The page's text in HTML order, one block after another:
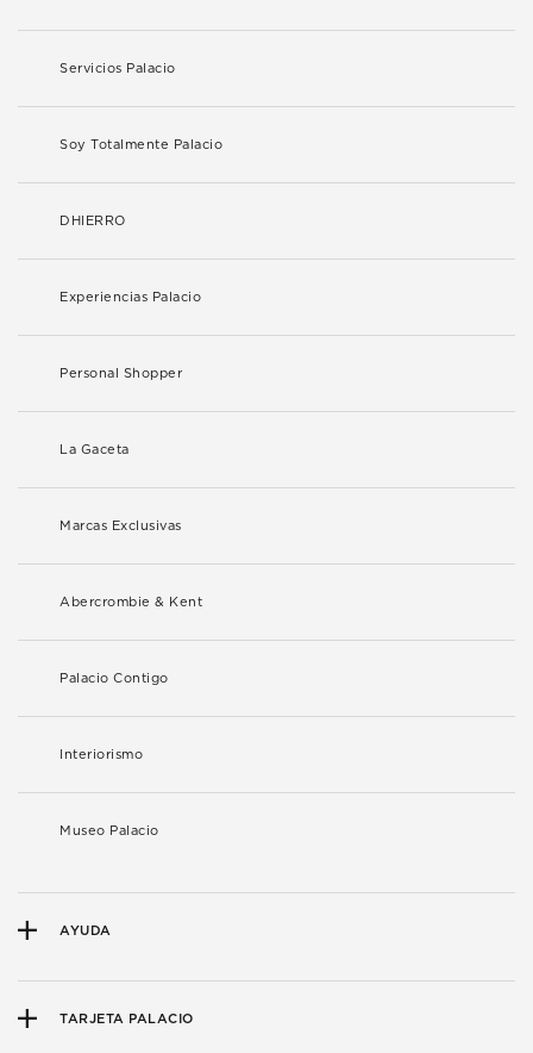
Servicios Palacio
Soy Totalmente Palacio
DHIERRO
Experiencias Palacio
Personal Shopper
La Gaceta
Marcas Exclusivas
Abercrombie & Kent
Palacio Contigo
Interiorismo
Museo Palacio
AYUDA
TARJETA PALACIO